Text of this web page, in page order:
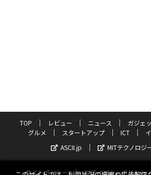
TOP レビュー ニュース ガジェ
グルメ
スタートアップ ICT
ASCII.jp
MITテクノロジ
サイトポリシー プライバシーポリシー